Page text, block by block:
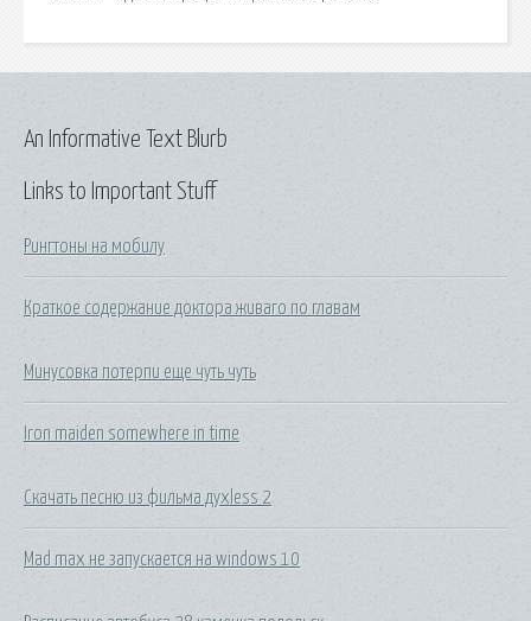
Links to Important Stuff
Рингтоны на мобилу
Краткое содержание доктора живаго по главам
Минусовка потерпи еще чуть чуть
Iron maiden somewhere in time
Скачать песню из фильма духless 2
Mad max не запускается на windows 10
An Informative Text Blurb